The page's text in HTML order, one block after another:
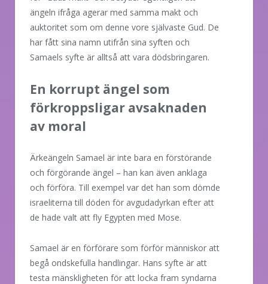
ängeln ifråga agerar med samma makt och
auktoritet som om denne vore självaste Gud. De
har fått sina namn utifrån sina syften och
Samaels syfte är alltså att vara dödsbringaren.
En korrupt ängel som
förkroppsligar avsaknaden
av moral
Ärkeängeln Samael är inte bara en förstörande
och förgörande ängel – han kan även anklaga
och förföra. Till exempel var det han som dömde
israeliterna till döden för avgudadyrkan efter att
de hade valt att fly Egypten med Mose.
Samael är en förförare som förför människor att
begå ondskefulla handlingar. Hans syfte är att
testa mänskligheten för att locka fram syndarna